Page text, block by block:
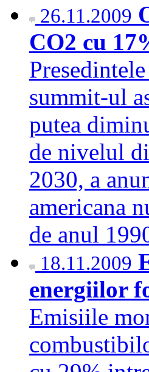
26.11.2009
CO2 cu
summit-ul
putea
de nivelul
2030, a
americana
de anul
18.11.2009
energiilor
Emisiile